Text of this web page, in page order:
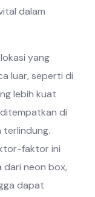
dalam
yang
luar, seperti di
lebih kuat
di
terlindung.
faktor ini
dari neon box,
dapat